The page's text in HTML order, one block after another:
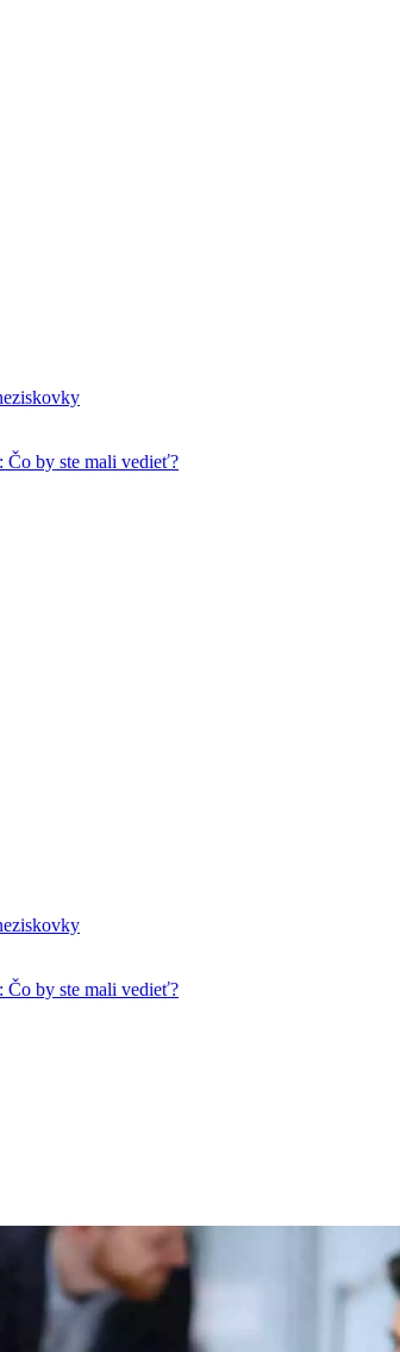
Čo by ste mali vedieť?
Čo by ste mali vedieť?